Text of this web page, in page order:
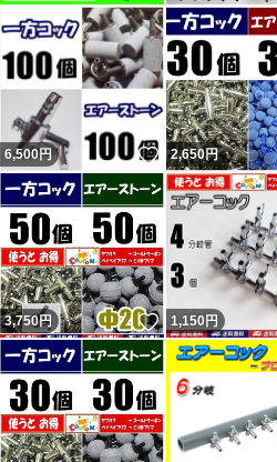
6,500円 いいね！
2,650円
3,750円 いいね！
1,150 円